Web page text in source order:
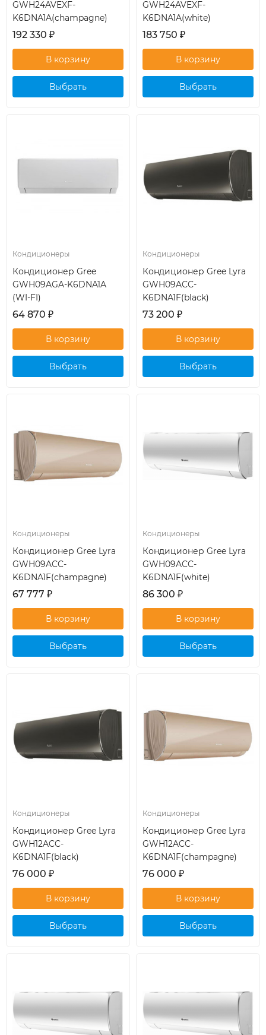
GWH24AVEXF-
K6DNA1A(champagne)
192 330 ₽
Выбрать
GWH24AVEXF-
K6DNA1A(white)
183 750 ₽
Выбрать
Кондиционеры
Кондиционер Gree
GWH09AGA-K6DNA1A
(WI-FI)
64 870 ₽
Выбрать
Кондиционеры
Кондиционер Gree Lyra
GWH09ACC-
K6DNA1F(black)
73 200 ₽
Выбрать
Кондиционеры
Кондиционер Gree Lyra
GWH09ACC-
K6DNA1F(champagne)
67 777 ₽
Выбрать
Кондиционеры
Кондиционер Gree Lyra
GWH09ACC-
K6DNA1F(white)
86 300 ₽
Выбрать
Кондиционеры
Кондиционер Gree Lyra
GWH12ACC-
K6DNA1F(black)
76 000 ₽
Выбрать
Кондиционеры
Кондиционер Gree Lyra
GWH12ACC-
K6DNA1F(champagne)
76 000 ₽
Выбрать